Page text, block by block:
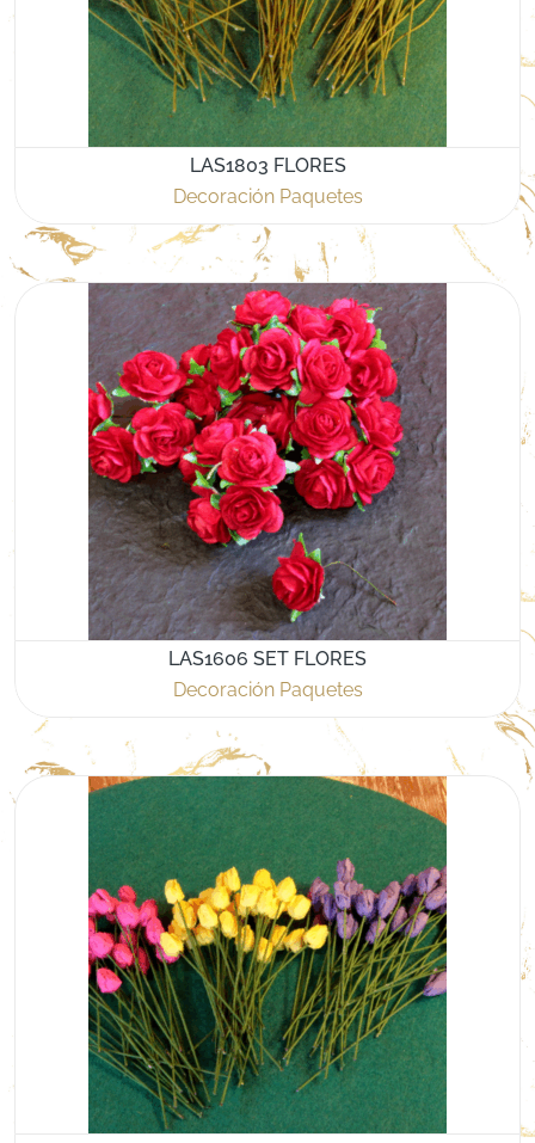
LAS1803 FLORES
Decoración Paquetes
LAS1606 SET FLORES
Decoración Paquetes